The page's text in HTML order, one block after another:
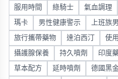
服用時間 綠騎士 氣血調理
瑪卡 男性健康警示 上班族
旅行攜帶藥物 達泊西汀 使
攝護腺保養 持久噴劑 印度
草本配方 延時噴劑 德國黑